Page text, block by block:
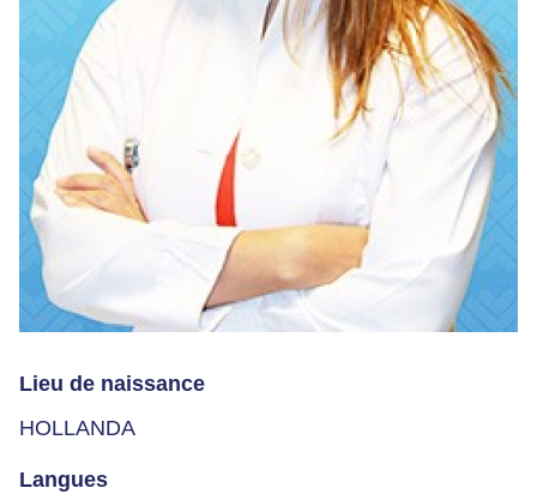
Lieu de naissance
HOLLANDA
Langues